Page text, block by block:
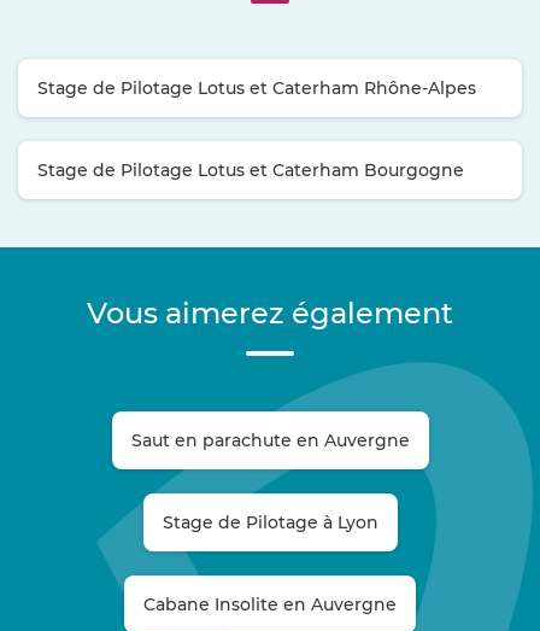
Stage de Pilotage Lotus et Caterham Rhône-Alpes
Stage de Pilotage Lotus et Caterham Bourgogne
Vous aimerez également
Saut en parachute en Auvergne
Stage de Pilotage à Lyon
Cabane Insolite en Auvergne